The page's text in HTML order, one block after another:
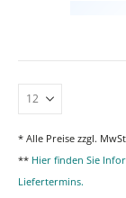
* Alle Preise zzgl.
** Hier finden Sie
Liefertermins.